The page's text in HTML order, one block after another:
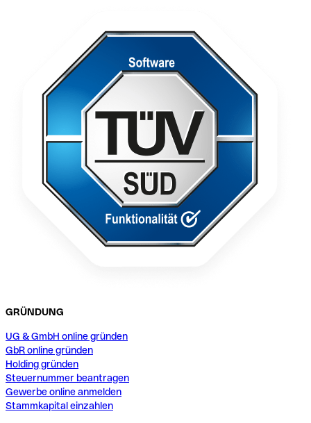
GRÜNDUNG
UG & GmbH online gründen
GbR online gründen
Holding gründen
Steuernummer beantragen
Gewerbe online anmelden
Stammkapital einzahlen